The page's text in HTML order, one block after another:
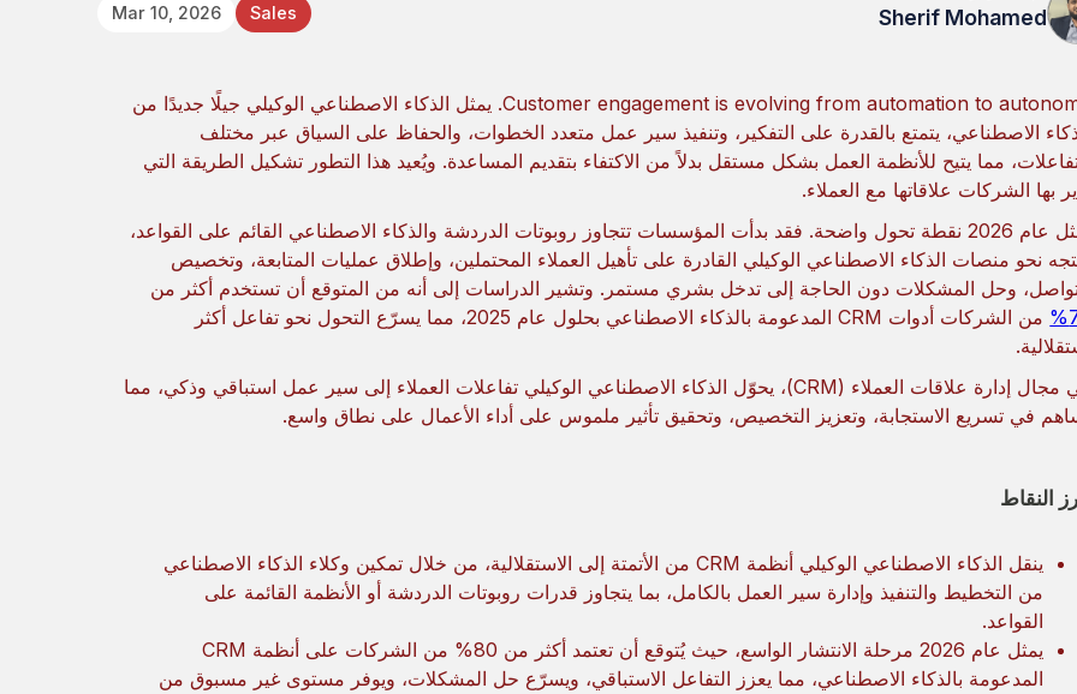
Sherif Mohamed
Sales
Mar 10, 2026
Customer engagement is evolving from automation to autonomy. يمثل الذكاء الاصطناعي الوكيلي جيلًا جديدًا من
الاصطناعي، يتمتع بالقدرة على التفكير، وتنفيذ سير عمل متعدد الخطوات، والحفاظ على السياق عبر مختلف
مما يتيح للأنظمة العمل بشكل مستقل بدلاً من الاكتفاء بتقديم المساعدة. ويُعيد هذا التطور تشكيل الطريقة التي
بها الشركات علاقاتها مع العملاء.
يمثل عام 2026 نقطة تحول واضحة. فقد بدأت المؤسسات تتجاوز روبوتات الدردشة والذكاء الاصطناعي القائم على القواعد،
نحو منصات الذكاء الاصطناعي الوكيلي القادرة على تأهيل العملاء المحتملين، وإطلاق عمليات المتابعة، وتخصيص
وحل المشكلات دون الحاجة إلى تدخل بشري مستمر. وتشير الدراسات إلى أنه من المتوقع أن تستخدم أكثر من
من الشركات أدوات CRM المدعومة بالذكاء الاصطناعي بحلول عام 2025، مما يسرّع التحول نحو تفاعل أكثر
في مجال إدارة علاقات العملاء (CRM)، يحوّل الذكاء الاصطناعي الوكيلي تفاعلات العملاء إلى سير عمل استباقي وذكي، مما
في تسريع الاستجابة، وتعزيز التخصيص، وتحقيق تأثير ملموس على أداء الأعمال على نطاق واسع.
النقاط
ينقل الذكاء الاصطناعي الوكيلي أنظمة CRM من الأتمتة إلى الاستقلالية، من خلال تمكين وكلاء الذكاء الاصطناعي
من التخطيط والتنفيذ وإدارة سير العمل بالكامل، بما يتجاوز قدرات روبوتات الدردشة أو الأنظمة القائمة على
القواعد.
يمثل عام 2026 مرحلة الانتشار الواسع، حيث يُتوقع أن تعتمد أكثر من 80% من الشركات على أنظمة CRM
المدعومة بالذكاء الاصطناعي، مما يعزز التفاعل الاستباقي، ويسرّع حل المشكلات، ويوفر مستوى غير مسبوق من